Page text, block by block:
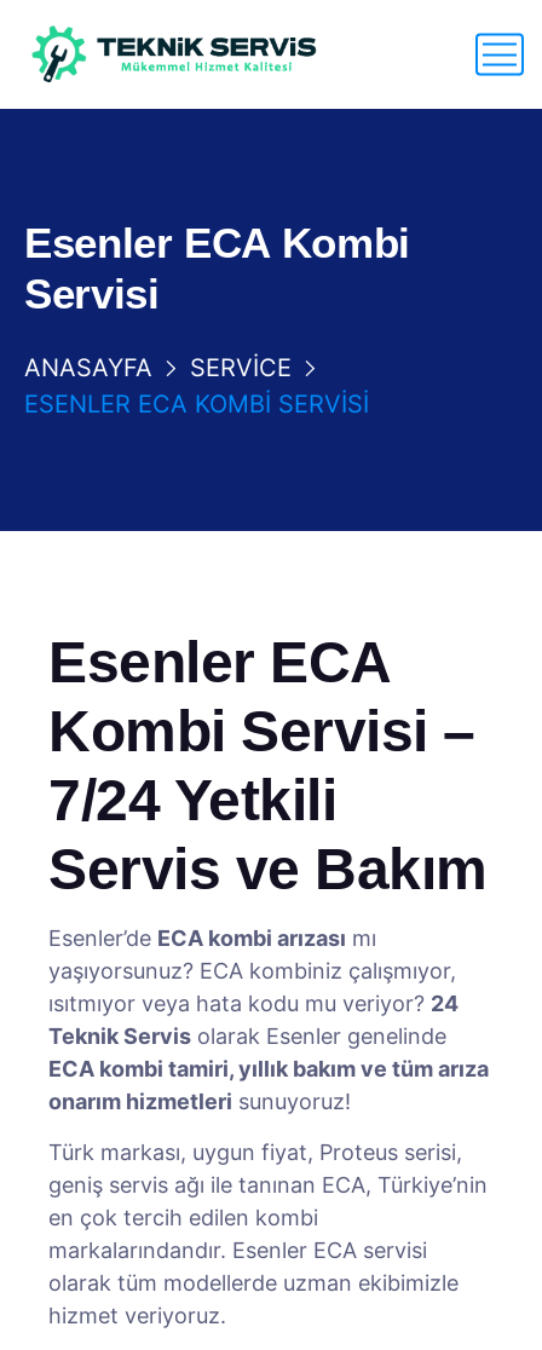
Esenler ECA Kombi
Servisi
ANASAYFA
SERVICE
ESENLER ECA KOMBI SERVISI
Esenler ECA
Kombi Servisi –
7/24 Yetkili
Servis ve Bakım
Esenler’de ECA kombi arızası mı
yaşıyorsunuz? ECA kombiniz çalışmıyor,
ısıtmıyor veya hata kodu mu veriyor? 24
Teknik Servis olarak Esenler genelinde
ECA kombi tamiri, yıllık bakım ve tüm arıza
onarım hizmetleri sunuyoruz!
Türk markası, uygun fiyat, Proteus serisi,
geniş servis ağı ile tanınan ECA, Türkiye’nin
en çok tercih edilen kombi
markalarındandır. Esenler ECA servisi
olarak tüm modellerde uzman ekibimizle
hizmet veriyoruz.